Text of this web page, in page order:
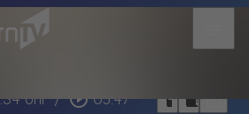
Uhr / play_circle_outline 05:47 headphoneschrome_reader_modebookmark_border